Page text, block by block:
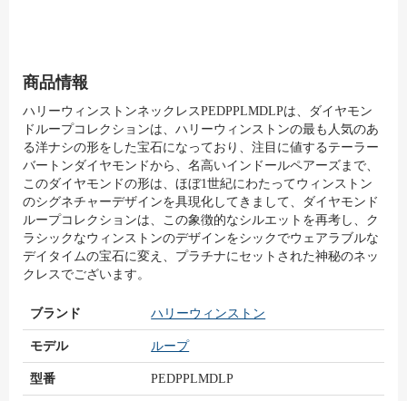
商品情報
ハリーウィンストンネックレスPEDPPLMDLPは、ダイヤモン
ドループコレクションは、ハリーウィンストンの最も人気のあ
る洋ナシの形をした宝石になっており、注目に値するテーラー
バートンダイヤモンドから、名高いインドールペアーズまで、
このダイヤモンドの形は、ほぼ1世紀にわたってウィンストン
のシグネチャーデザインを具現化してきまして、ダイヤモンド
ループコレクションは、この象徴的なシルエットを再考し、ク
ラシックなウィンストンのデザインをシックでウェアラブルな
デイタイムの宝石に変え、プラチナにセットされた神秘のネッ
クレスでございます。
ブランド ハリーウィンストン
モデル ループ
型番 PEDPPLMDLP